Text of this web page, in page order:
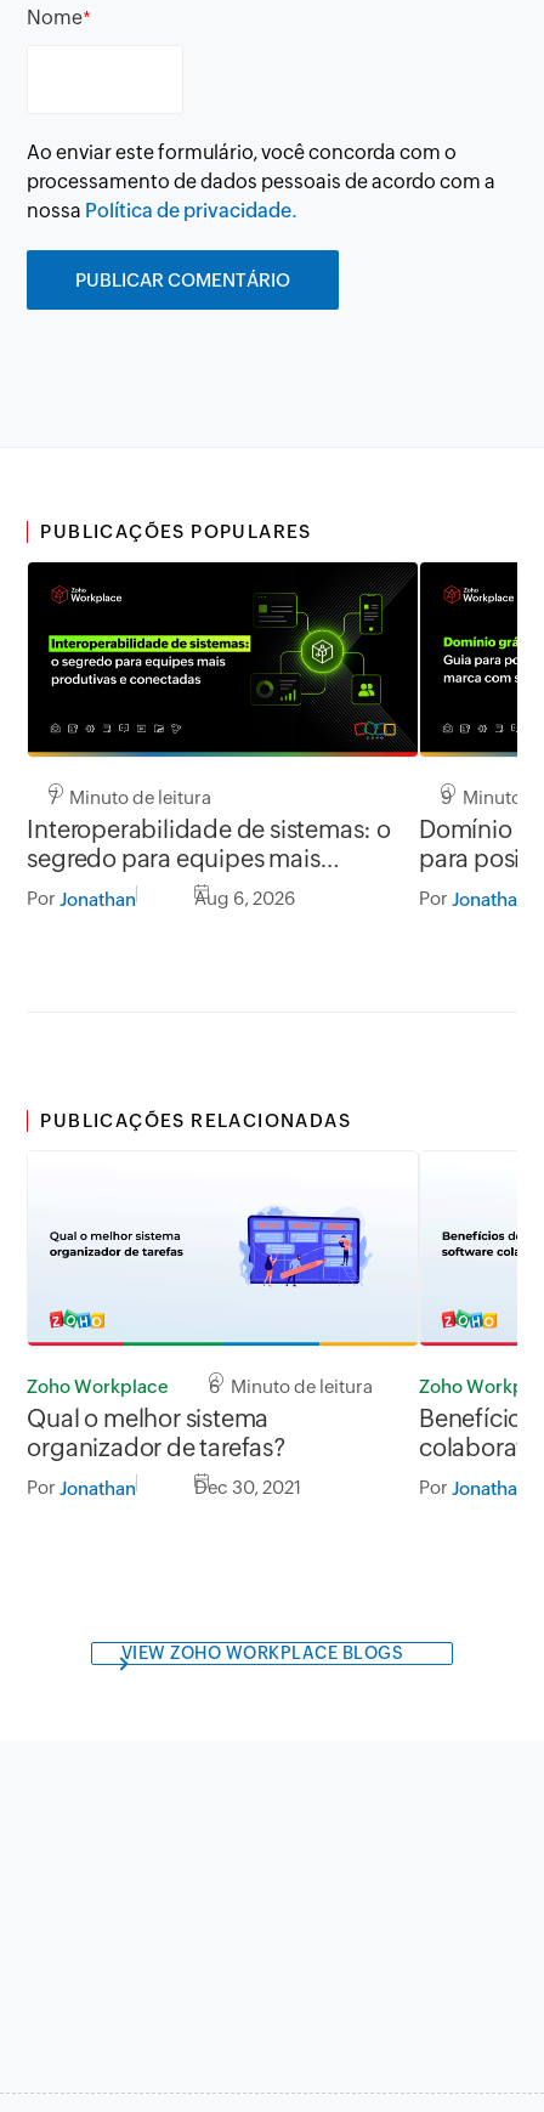
Nome*
Ao enviar este formulário, você concorda com o
processamento de dados pessoais de acordo com a
nossa Política de privacidade.
PUBLICAÇÕES POPULARES
7 Minuto de leitura
Interoperabilidade de sistemas: o
segredo para equipes mais
produtivas e conectadas
Por Jonathan Aug 6, 2026
9 Minuto
Domínio
para
segurança
Por Jonathan
PUBLICAÇÕES RELACIONADAS
Zoho Workplace 6 Minuto de leitura
Qual o melhor sistema
organizador de tarefas?
Por Jonathan Dec 30, 2021
Zoho
Benefícios
Por Jonathan
VIEW ZOHO WORKPLACE BLOGS